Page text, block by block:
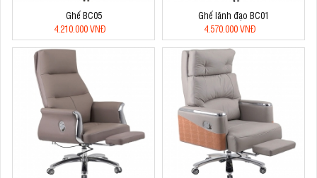
Ghế BC05
4.210.000 VNĐ
Ghế lãnh đạo BC01
4.570.000 VNĐ